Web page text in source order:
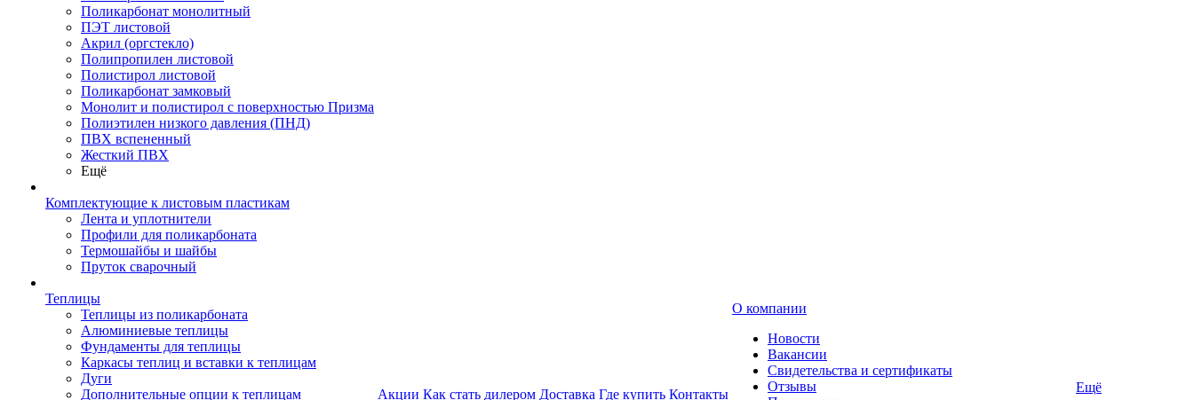
Поликарбонат монолитный
ПЭТ листовой
Акрил (оргстекло)
Полипропилен листовой
Полистирол листовой
Поликарбонат замковый
Монолит и полистирол с поверхностью Призма
Полиэтилен низкого давления (ПНД)
ПВХ вспененный
Жесткий ПВХ
Ещё
Комплектующие к листовым пластикам
Лента и уплотнители
Профили для поликарбоната
Термошайбы и шайбы
Пруток сварочный
Теплицы
Теплицы из поликарбоната
Алюминиевые теплицы
Фундаменты для теплицы
Каркасы теплиц и вставки к теплицам
Дуги
Дополнительные опции к теплицам
Акции Как стать дилером Доставка Где купить Контакты
О компании
Новости
Вакансии
Свидетельства и сертификаты
Отзывы
Ещё